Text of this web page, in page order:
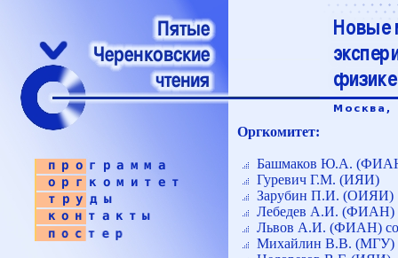
Оргкомитет:
Башмаков Ю.А.
Гуревич Г.М. (ИЯИ)
Зарубин П.И. (ОИЯИ)
Лебедев А.И. (ФИАН)
Львов А.И. (ФИАН)
Михайлин В.В. (МГУ)